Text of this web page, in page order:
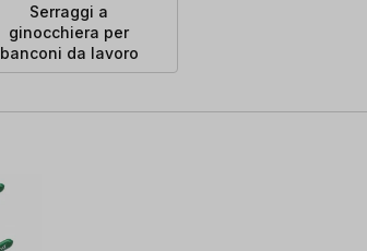
Serraggi a
ginocchiera per
banconi da lavoro